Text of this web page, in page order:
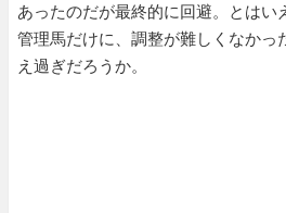
あったのだが最終的に回避。とはい
管理馬だけに、調整が難しくなかっ
え過ぎだろうか。